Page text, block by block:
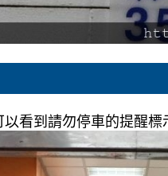
看到請勿停車的提醒標